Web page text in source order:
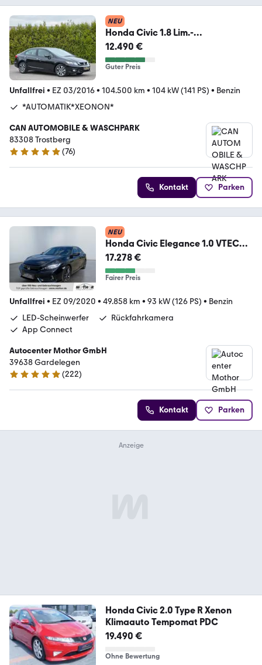
NEU
Honda Civic 1.8 Lim.-
Executive*1.Hand*AUT*Xenon*SD
*SH*
12.490 €
Guter Preis
Unfallfrei • EZ 03/2016• 104.500 km • 104 kW (141 PS) • Benzin
*AUTOMATIK*XEONON*
CAN AUTOMOBILE & WASCHPARK
83308 Trostberg
4.9 Sterne
(76)
Kontakt Parken
NEU
Honda Civic Elegance 1.0 VTEC
ACC+2xKlima+SHZ+NAVI
17.278 €
Fairer Preis
Unfallfrei • EZ 09/2020 • 49.858 km • 93 kW (126 PS) • Benzin
LED-Scheinwerfer
Rückfahrkamera
App Connect
Autocenter Mothor GmbH
39638 Gardelegen
4.8 Sterne
(222)
Kontakt Parken
Honda Civic 2.0 Type R Xenon
Klimaauto Tempomat PDC
19.490 €
Ohne Bewertung